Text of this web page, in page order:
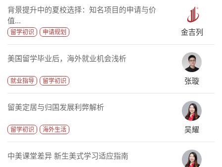
背景提升中的夏校选择：知名项目的申请与价
值...
留学初识 申请规划 金吉列
美国留学毕业后，海外就业机会浅析
就业指导 留学初识 张璇
留美定居与归国发展利弊解析
留学初识 海外生活 吴耀
中美课堂差异 新生美式学习适应指南